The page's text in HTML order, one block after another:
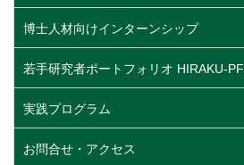
博士人材向けインターンシップ
若手研究者ポートフォリオ HIRAKU-PF
実践プログラム
お問合せ・アクセス